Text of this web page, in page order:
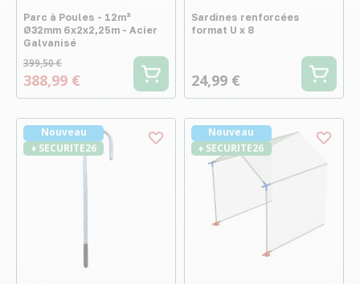
Parc à Poules - 12m²
Ø32mm 6x2x2,25m - Acier
Galvanisé
399,50 €
388,99 €
Sardines renforcées
format U x 8
24,99 €
Nouveau
♦ SECURITE26
Nouveau
♦ SECURITE26